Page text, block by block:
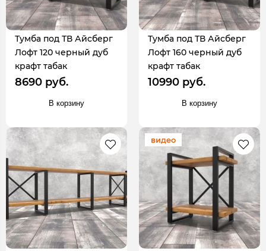
Тумба под ТВ Айсберг
Лофт 120 черный дуб
крафт табак
8690 руб.
В корзину
Тумба под ТВ Айсберг
Лофт 160 черный дуб
крафт табак
10990 руб.
В корзину
видео